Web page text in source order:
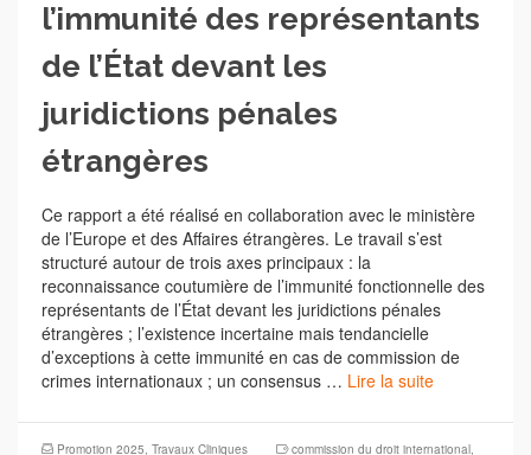
l’immunité des représentants
de l’État devant les
juridictions pénales
étrangères
Ce rapport a été réalisé en collaboration avec le ministère
de l’Europe et des Affaires étrangères. Le travail s’est
structuré autour de trois axes principaux : la
reconnaissance coutumière de l’immunité fonctionnelle des
représentants de l’État devant les juridictions pénales
étrangères ; l’existence incertaine mais tendancielle
d’exceptions à cette immunité en cas de commission de
crimes internationaux ; un consensus … Lire la suite
Promotion 2025, Travaux Cliniques commission du droit international,